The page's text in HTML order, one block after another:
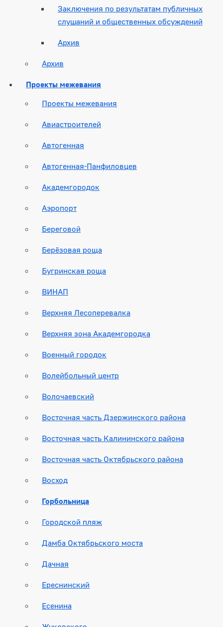
Заключения по результатам публичных
слушаний и общественных обсуждений
Архив
Архив
Проекты межевания
Проекты межевания
Авиастроителей
Автогенная
Автогенная-Панфиловцев
Академгородок
Аэропорт
Береговой
Берёзовая роща
Бугринская роща
ВИНАП
Верхняя Лесоперевалка
Верхняя зона Академгородка
Военный городок
Волейбольный центр
Волочаевский
Восточная часть Дзержинского района
Восточная часть Калининского района
Восточная часть Октябрьского района
Восход
Горбольница
Городской пляж
Дамба Октябрьского моста
Дачная
Ереснинский
Есенина